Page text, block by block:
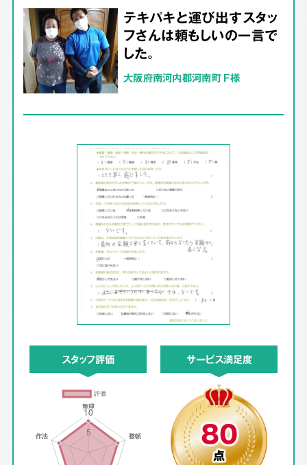
テキパキと運び出すスタッ
フさんは頼もしいの一言で
した。
大阪府南河内郡河南町 F様
スタッフ評価 サービス満足度
80
点